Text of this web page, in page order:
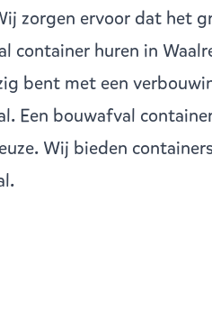
zorgen ervoor dat het
container huren in
bent met een
. Een bouwafval
Wij bieden